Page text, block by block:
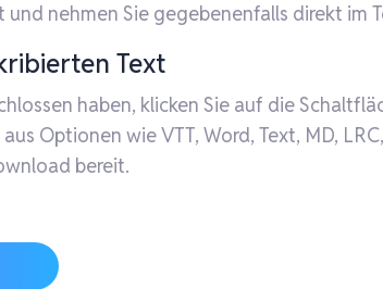
nehmen Sie gegebenenfalls direkt im
Text
haben, klicken Sie auf die
Optionen wie VTT, Word, Text, MD, LRC,
bereit.